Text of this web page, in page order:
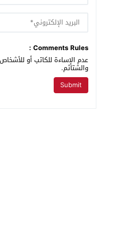
Comments Rules :
عدم الإساءة للكاتب أو
والشتائم.